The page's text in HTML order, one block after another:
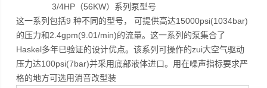
3/4HP（56KW）系列泵型号
这一系列包括9 种不同的型号， 可提供高达15000psi(1034bar)
的压力和2.4gpm(9.01/min)的流量。这一系列的泵集合了
Haskel多年已验证的设计优点。该系列可操作的zui大空气驱动
压力达100psi(7bar)并采用底部液体进口。用在噪声指标要求严
格的地方可选用消音改型装